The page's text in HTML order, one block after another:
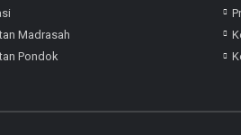
Madrasah
Pondok